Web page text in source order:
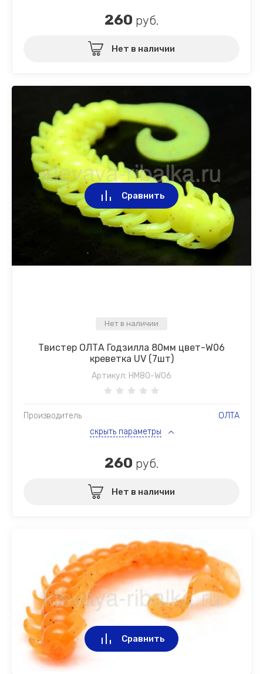
260 руб.
Нет в наличии
Нет в наличии
Твистер ОЛТА Годзилла 80мм цвет-W06
креветка UV (7шт)
Артикул: HM80-W06
Производитель
ОЛТА
скрыть параметры
Сравнить
260 руб.
Нет в наличии
Сравнить